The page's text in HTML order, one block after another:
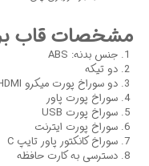
مشخصات قاب
جنس بدنه: ABS
دو تیکه
دو سوراخ پورت میکرو HDMI
سوراخ پورت پاور
سوراخ پورت USB
سوراخ پورت ایترنت
سوراخ کانکتور پاور تایپ C
دسترسی به کارت حافظه